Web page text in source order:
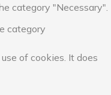
category "Necessary".
category
of cookies. It does